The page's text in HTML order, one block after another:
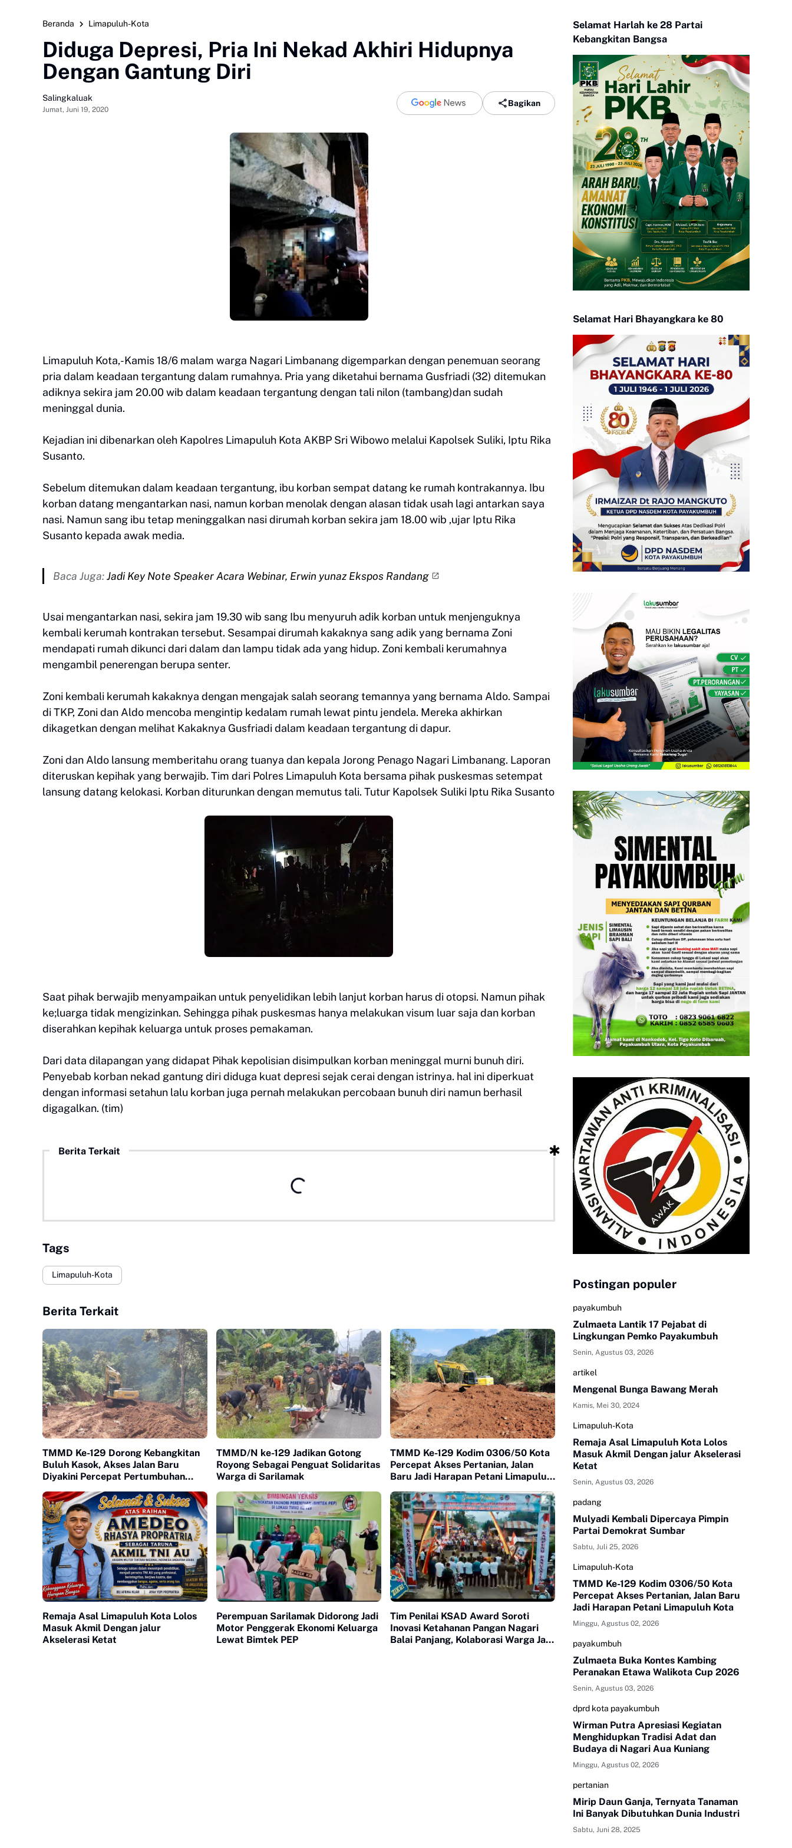
Beranda Limapuluh-Kota
Diduga Depresi, Pria Ini Nekad Akhiri Hidupnya
Dengan Gantung Diri
Salingkaluak
Jumat, Juni 19, 2020
Bagikan
Limapuluh Kota,-Kamis 18/6 malam warga Nagari Limbanang digemparkan dengan penemuan seorang
pria dalam keadaan tergantung dalam rumahnya. Pria yang diketahui bernama Gusfriadi (32) ditemukan
adiknya sekira jam 20.00 wib dalam keadaan tergantung dengan tali nilon (tambang)dan sudah
meninggal dunia.
Kejadian ini dibenarkan oleh Kapolres Limapuluh Kota AKBP Sri Wibowo melalui Kapolsek Suliki, Iptu Rika
Susanto.
Sebelum ditemukan dalam keadaan tergantung, ibu korban sempat datang ke rumah kontrakannya. Ibu
korban datang mengantarkan nasi, namun korban menolak dengan alasan tidak usah lagi antarkan saya
nasi. Namun sang ibu tetap meninggalkan nasi dirumah korban sekira jam 18.00 wib ,ujar Iptu Rika
Susanto kepada awak media.
Baca Juga:Jadi Key Note Speaker Acara Webinar, Erwin yunaz Ekspos Randang
Usai mengantarkan nasi, sekira jam 19.30 wib sang Ibu menyuruh adik korban untuk menjenguknya
kembali kerumah kontrakan tersebut. Sesampai dirumah kakaknya sang adik yang bernama Zoni
mendapati rumah dikunci dari dalam dan lampu tidak ada yang hidup. Zoni kembali kerumahnya
mengambil penerengan berupa senter.
Zoni kembali kerumah kakaknya dengan mengajak salah seorang temannya yang bernama Aldo. Sampai
di TKP, Zoni dan Aldo mencoba mengintip kedalam rumah lewat pintu jendela. Mereka akhirkan
dikagetkan dengan melihat Kakaknya Gusfriadi dalam keadaan tergantung di dapur.
Zoni dan Aldo lansung memberitahu orang tuanya dan kepala Jorong Penago Nagari Limbanang. Laporan
diteruskan kepihak yang berwajib. Tim dari Polres Limapuluh Kota bersama pihak puskesmas setempat
lansung datang kelokasi. Korban diturunkan dengan memutus tali. Tutur Kapolsek Suliki Iptu Rika Susanto
Saat pihak berwajib menyampaikan untuk penyelidikan lebih lanjut korban harus di otopsi. Namun pihak
ke;luarga tidak mengizinkan. Sehingga pihak puskesmas hanya melakukan visum luar saja dan korban
diserahkan kepihak keluarga untuk proses pemakaman.
Dari data dilapangan yang didapat Pihak kepolisian disimpulkan korban meninggal murni bunuh diri.
Penyebab korban nekad gantung diri diduga kuat depresi sejak cerai dengan istrinya. hal ini diperkuat
dengan informasi setahun lalu korban juga pernah melakukan percobaan bunuh diri namun berhasil
digagalkan. (tim)
Berita Terkait
Tags
Limapuluh-Kota
Berita Terkait
TMMD Ke-129 Dorong Kebangkitan
Buluh Kasok, Akses Jalan Baru
Diyakini Percepat Pertumbuhan
TMMD/N ke-129 Jadikan Gotong
Royong Sebagai Penguat Solidaritas
Warga di Sarilamak
TMMD Ke-129 Kodim 0306/50 Kota
Percepat Akses Pertanian, Jalan
Baru Jadi Harapan Petani Limapuluh
Remaja Asal Limapuluh Kota Lolos
Masuk Akmil Dengan jalur
Akselerasi Ketat
Perempuan Sarilamak Didorong Jadi
Motor Penggerak Ekonomi Keluarga
Lewat Bimtek PEP
Tim Penilai KSAD Award Soroti
Inovasi Ketahanan Pangan Nagari
Balai Panjang, Kolaborasi Warga Jadi
Selamat Harlah ke 28 Partai
Kebangkitan Bangsa
Selamat Hari Bhayangkara ke 80
Postingan populer
payakumbuh
Zulmaeta Lantik 17 Pejabat di
Lingkungan Pemko Payakumbuh
Senin, Agustus 03, 2026
artikel
Mengenal Bunga Bawang Merah
Kamis, Mei 30, 2024
Limapuluh-Kota
Remaja Asal Limapuluh Kota Lolos
Masuk Akmil Dengan jalur Akselerasi
Ketat
Senin, Agustus 03, 2026
padang
Mulyadi Kembali Dipercaya Pimpin
Partai Demokrat Sumbar
Sabtu, Juli 25, 2026
Limapuluh-Kota
TMMD Ke-129 Kodim 0306/50 Kota
Percepat Akses Pertanian, Jalan Baru
Jadi Harapan Petani Limapuluh Kota
Minggu, Agustus 02, 2026
payakumbuh
Zulmaeta Buka Kontes Kambing
Peranakan Etawa Walikota Cup 2026
Senin, Agustus 03, 2026
dprd kota payakumbuh
Wirman Putra Apresiasi Kegiatan
Menghidupkan Tradisi Adat dan
Budaya di Nagari Aua Kuniang
Minggu, Agustus 02, 2026
pertanian
Mirip Daun Ganja, Ternyata Tanaman
Ini Banyak Dibutuhkan Dunia Industri
Sabtu, Juni 28, 2025